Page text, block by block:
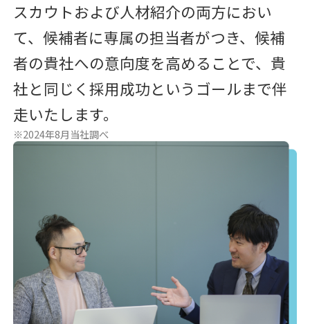
スカウトおよび人材紹介の両方におい
て、候補者に専属の担当者がつき、候補
者の貴社への意向度を高めることで、貴
社と同じく採用成功というゴールまで伴
走いたします。
※2024年8月当社調べ